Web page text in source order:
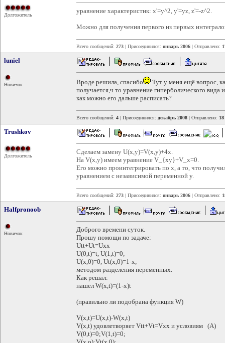
Долгожитель
уравнение характеристик: x'=y^2, y'=yz, z'=-z^2.
Можно для получения первого из первых
Всего сообщений: 273 | Присоединился: январь 2006 | Отправлено:
luniel
Новичок Вроде решила, спасибо
Тут у меня ещё вопрос,
получается,ч то уравнение гиперболического вида
как можно его дальше расписать?
Всего сообщений: 4 | Присоединился: декабрь 2008 | Отправлено:
Trushkov
Долгожитель
Сделаем замену U(x,y)=V(x,y)+4x.
На V(x,y) имеем уравнение V_{xy}+V_x=0.
Его можно проинтегрировать по x, а то, что
уравнением с независимой переменной y.
Всего сообщений: 273 | Присоединился: январь 2006 | Отправлено:
Halfpronoob
Новичок
Доброго времени суток.
Прошу помощи по задаче:
Utt+Ut=Uxx
U(0,t)=t, U(1,t)=0;
U(x,0)=0, Ut(x,0)=1-x;
методом разделения переменных.
Как решал:
нашел W(x,t)=(1-x)t
(правильно ли подобрана функция W)
V(x,t)=U(x,t)-W(x,t)
V(x,t) удовлетворяет Vtt+Vt=Vxx и условиям (A)
V(0,t)=0;V(1,t)=0;